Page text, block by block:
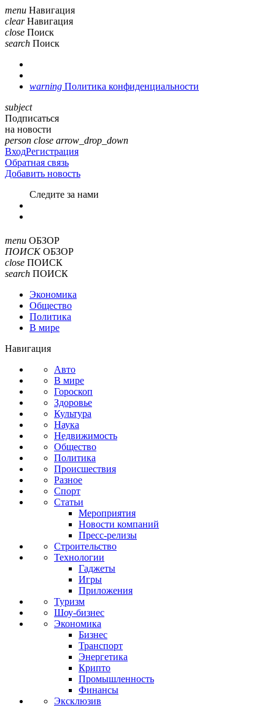
menu Навигация
clear Навигация
close Поиск
search Поиск
warning Политика конфиденциальности
subject
Подписаться
на новости
person close arrow_drop_down
ВходРегистрация
Обратная связь
Добавить новость
Cледите за нами
menu ОБЗОР
ПОИСК ОБЗОР
close ПОИСК
search ПОИСК
Экономика
Общество
Политика
В мире
Навигация
Авто
В мире
Гороскоп
Здоровье
Культура
Наука
Недвижимость
Общество
Политика
Происшествия
Разное
Спорт
Статьи
Мероприятия
Новости компаний
Пресс-релизы
Строительство
Технологии
Гаджеты
Игры
Приложения
Туризм
Шоу-бизнес
Экономика
Бизнес
Транспорт
Энергетика
Крипто
Промышленность
Финансы
Эксклюзив